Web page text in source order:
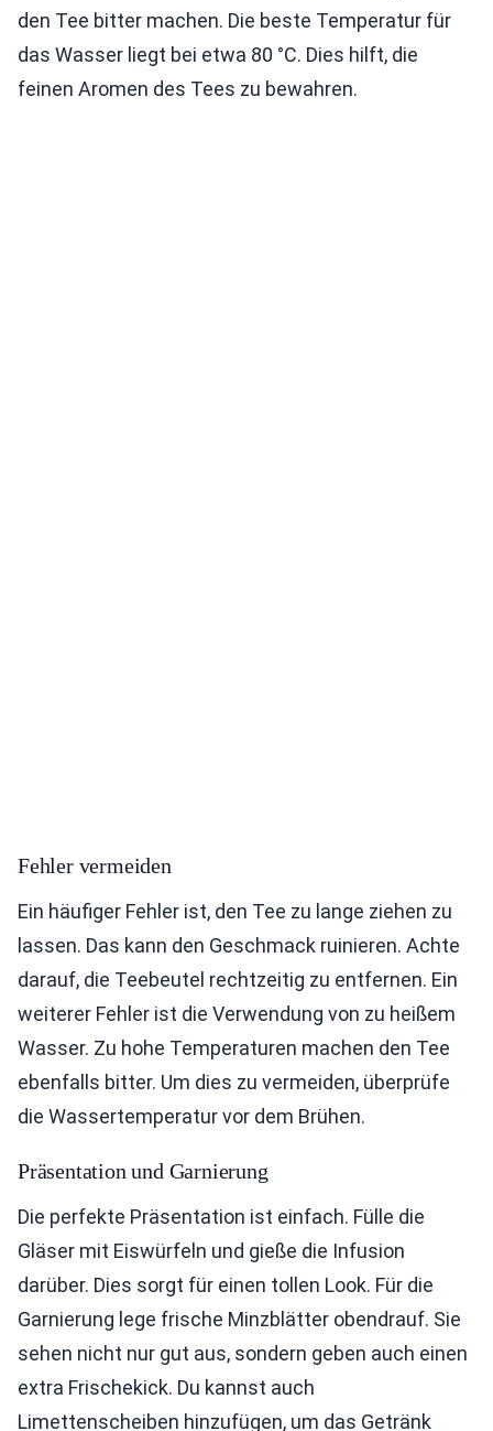
den Tee bitter machen. Die beste Temperatur für
das Wasser liegt bei etwa 80 °C. Dies hilft, die
feinen Aromen des Tees zu bewahren.
Fehler vermeiden
Ein häufiger Fehler ist, den Tee zu lange ziehen zu
lassen. Das kann den Geschmack ruinieren. Achte
darauf, die Teebeutel rechtzeitig zu entfernen. Ein
weiterer Fehler ist die Verwendung von zu heißem
Wasser. Zu hohe Temperaturen machen den Tee
ebenfalls bitter. Um dies zu vermeiden, überprüfe
die Wassertemperatur vor dem Brühen.
Präsentation und Garnierung
Die perfekte Präsentation ist einfach. Fülle die
Gläser mit Eiswürfeln und gieße die Infusion
darüber. Dies sorgt für einen tollen Look. Für die
Garnierung lege frische Minzblätter obendrauf. Sie
sehen nicht nur gut aus, sondern geben auch einen
extra Frischekick. Du kannst auch
Limettenscheiben hinzufügen, um das Getränk